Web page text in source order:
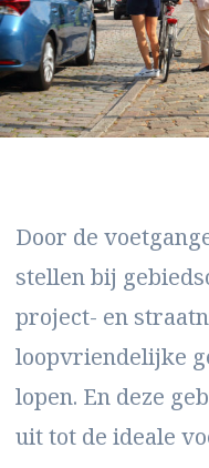
Door de
stellen bij
project- en
loopvriendelijke
lopen. En deze
uit tot de ideale